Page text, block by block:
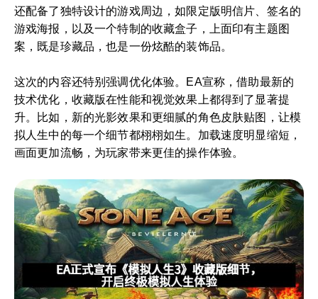
还配备了独特设计的游戏周边，如限定版明信片、签名的
游戏海报，以及一个特制的收藏盒子，上面印有主题图
案，既是珍藏品，也是一份炫酷的装饰品。
这次的内容还特别强调优化体验。EA宣称，借助最新的
技术优化，收藏版在性能和视觉效果上都得到了显著提
升。比如，新的光影效果和更细腻的角色皮肤贴图，让模
拟人生中的每一个细节都栩栩如生。加载速度明显缩短，
画面更加流畅，为玩家带来更佳的操作体验。